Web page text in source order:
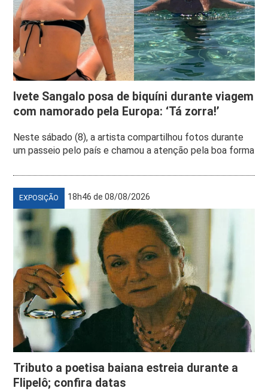
Ivete Sangalo posa de biquíni durante viagem
com namorado pela Europa: ‘Tá zorra!’
Neste sábado (8), a artista compartilhou fotos durante
um passeio pelo país e chamou a atenção pela boa forma
EXPOSIÇÃO 18h46 de 08/08/2026
Tributo a poetisa baiana estreia durante a
Flipelô; confira datas